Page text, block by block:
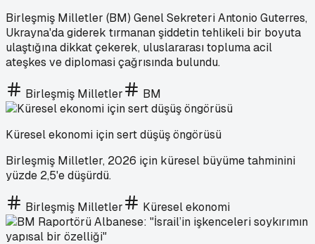
Birleşmiş Milletler (BM) Genel Sekreteri Antonio Guterres,
Ukrayna'da giderek tırmanan şiddetin tehlikeli bir boyuta
ulaştığına dikkat çekerek, uluslararası topluma acil
ateşkes ve diplomasi çağrısında bulundu.
Birleşmiş Milletler BM
Küresel ekonomi için sert düşüş öngörüsü
Birleşmiş Milletler, 2026 için küresel büyüme tahminini
yüzde 2,5'e düşürdü.
Birleşmiş Milletler Küresel ekonomi